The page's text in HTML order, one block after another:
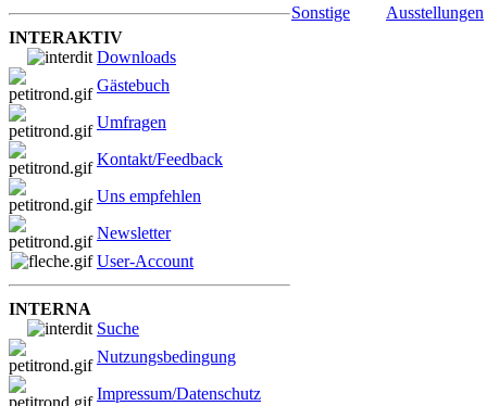
INTERAKTIV
Downloads
Gästebuch
Umfragen
Kontakt/Feedback
Uns empfehlen
Newsletter
User-Account
INTERNA
Suche
Nutzungsbedingung
Impressum/Datenschutz
Sonstige
Ausstellungen